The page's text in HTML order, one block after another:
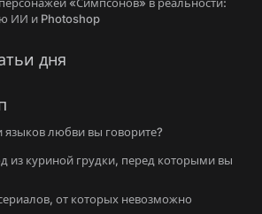
«Симпсонов» в реальности:
ИИ и Photoshop
дня
языков любви вы говорите?
из куриной грудки, перед которыми вы
от которых невозможно